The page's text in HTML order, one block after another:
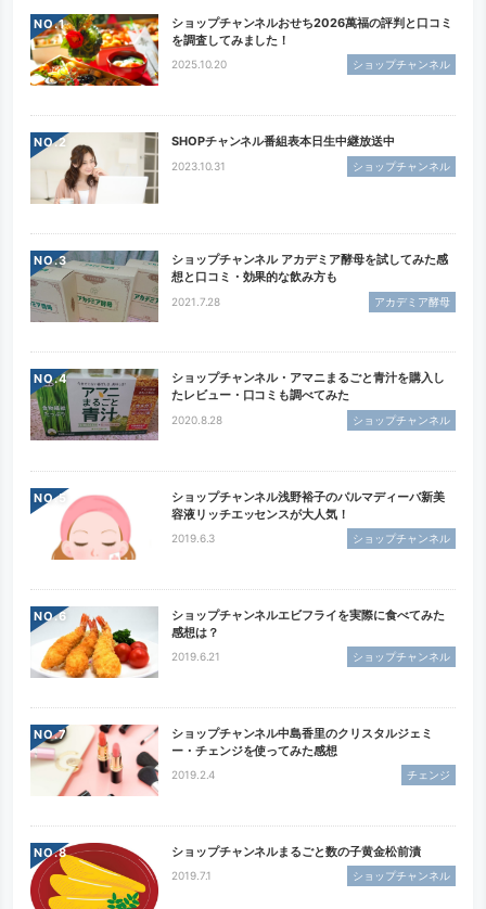
NO.
ショップチャンネルおせち2026萬福の評判と口コミ
を調査してみました！
2025.10.20 ショップチャンネル
NO. SHOPチャンネル番組表本日生中継放送中
2023.10.31 ショップチャンネル
NO.
ショップチャンネル アカデミア酵母を試してみた感
想と口コミ・効果的な飲み方も
2021.7.28 アカデミア酵母
NO.
ショップチャンネル・アマニまるごと青汁を購入し
たレビュー・口コミも調べてみた
2020.8.28 ショップチャンネル
NO.
ショップチャンネル浅野裕子のパルマディーバ新美
容液リッチエッセンスが大人気！
2019.6.3 ショップチャンネル
NO.
ショップチャンネルエビフライを実際に食べてみた
感想は？
2019.6.21 ショップチャンネル
NO.
ショップチャンネル中島香里のクリスタルジェミ
ー・チェンジを使ってみた感想
2019.2.4 チェンジ
NO. ショップチャンネルまるごと数の子黄金松前漬
2019.7.1 ショップチャンネル